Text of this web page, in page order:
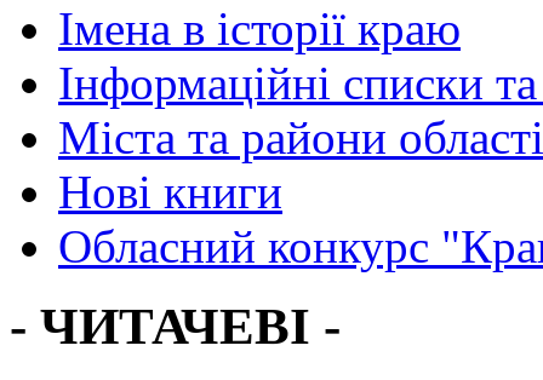
Імена в історії краю
Інформаційні списки
Міста та райони області
Нові книги
Обласний конкурс
- ЧИТАЧЕВІ -